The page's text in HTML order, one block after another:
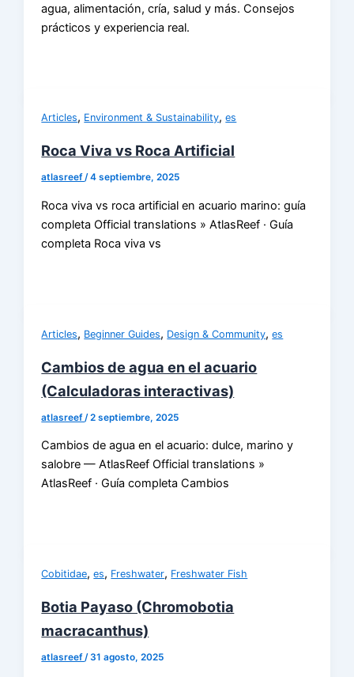
agua, alimentación, cría, salud y más. Consejos
prácticos y experiencia real.
Articles, Environment & Sustainability,es
Roca Viva vs Roca Artificial
atlasreef/4 septiembre, 2025
Roca viva vs roca artificial en acuario marino: guía
completa Official translations » AtlasReef · Guía
completa Roca viva vs
Articles, Beginner Guides, Design & Community,es
Cambios de agua en el acuario
(Calculadoras interactivas)
atlasreef /2 septiembre, 2025
Cambios de agua en el acuario: dulce, marino y
salobre — AtlasReef Official translations »
AtlasReef · Guía completa Cambios
Cobitidae,es, Freshwater, Freshwater Fish
Botia Payaso (Chromobotia
macracanthus)
atlasreef/31 agosto, 2025